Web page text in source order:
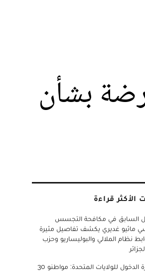
بشأن
الأكثر قراءة
السابق في مكافحة التجسس
ماثيو غديري يكشف تفاصيل مثيرة
نظام الملالي والبوليساريو وحزب
تأشيرة الدخول للولايات المتحدة: مواطنو 30